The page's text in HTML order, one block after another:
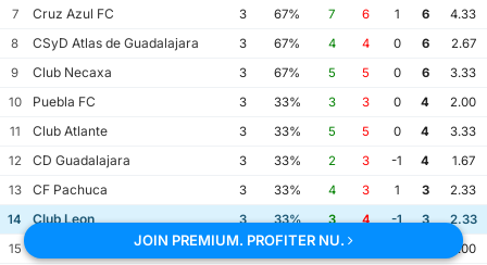
7
Cruz Azul FC 3 67% 7 6 1 6
4.33
8
CSyD Atlas de Guadalajara 3 67% 4 4 0 6
2.67
9
Club Necaxa 3 67% 5 5 0 6
3.33
10
Puebla FC 3 33% 3 3 0 4
2.00
11
Club Atlante 3 33% 5 5 0 4
3.33
12
CD Guadalajara 3 33% 2 3 -1 4
1.67
13
CF Pachuca 3 33% 4 3 1 3
2.33
14
Club Leon 3 33% 3 4 -1 3
2.33
15
Atletico San Luis 3 0% 4 3.00
JOIN PREMIUM. PROFITER NU.